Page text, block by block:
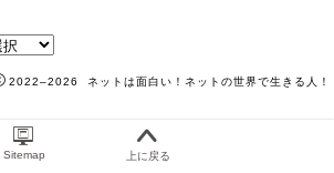
2022–2026 ネットは面白い！ネットの世界で生きる人！
Sitemap 上に戻る